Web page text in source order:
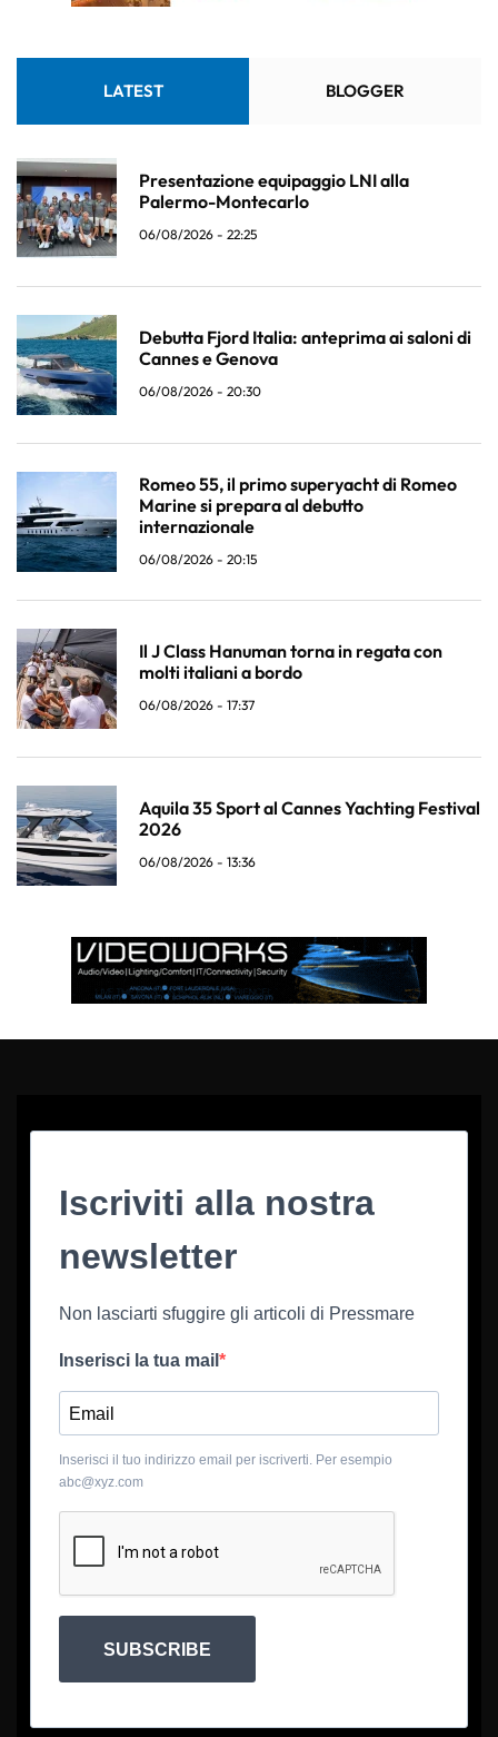
LATEST BLOGGER
Presentazione equipaggio LNI alla
Palermo-Montecarlo
06/08/2026 - 22:25
Debutta Fjord Italia: anteprima ai saloni di
Cannes e Genova
06/08/2026 - 20:30
Romeo 55, il primo superyacht di Romeo
Marine si prepara al debutto
internazionale
06/08/2026 - 20:15
Il J Class Hanuman torna in regata con
molti italiani a bordo
06/08/2026 - 17:37
Aquila 35 Sport al Cannes Yachting Festival
2026
06/08/2026 - 13:36
Iscriviti alla nostra
newsletter
Non lasciarti sfuggire gli articoli di Pressmare
Inserisci la tua mail
Inserisci il tuo indirizzo email per iscriverti. Per esempio
abc@xyz.com
SUBSCRIBE